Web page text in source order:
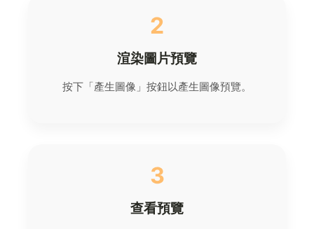
2
渲染圖片預覽
按下「產生圖像」按鈕以產生圖像預覽。
3
查看預覽